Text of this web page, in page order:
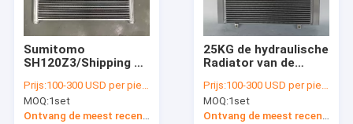
Sumitomo
SH120Z3/Shipping en
Radiatorassemblage
25KG van de
behandelings120a3
Prijs:100-300 USD per piece
MOQ:1set
Ontvang de meest recente Prijs
25KG de hydraulische
Radiator van de
Graafwerktuig
Komatsu Radiator
Prijs:100-300 USD per piece
MOQ:1set
Ontvang de meest recente Prijs